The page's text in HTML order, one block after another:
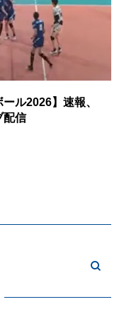
ル2026】速報、
配信